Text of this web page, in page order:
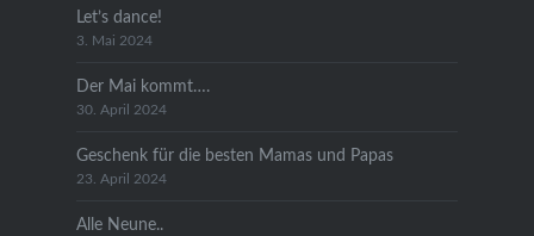
Let’s dance!
3. Mai 2024
Der Mai kommt….
30. April 2024
Geschenk für die besten Mamas und Papas
23. April 2024
Alle Neune..